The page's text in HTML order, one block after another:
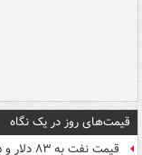
قیمت‌های روز در یک نگاه
قیمت نفت به ۸۳ دلار و ۵۵ سنت در هر بشکه رسید